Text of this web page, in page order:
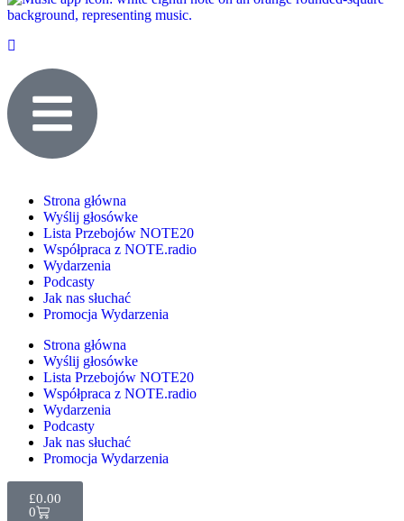
Strona główna
Wyślij głosówke
Lista Przebojów NOTE20
Współpraca z NOTE.radio
Wydarzenia
Podcasty
Jak nas słuchać
Promocja Wydarzenia
Strona główna
Wyślij głosówke
Lista Przebojów NOTE20
Współpraca z NOTE.radio
Wydarzenia
Podcasty
Jak nas słuchać
Promocja Wydarzenia
£0.00
0